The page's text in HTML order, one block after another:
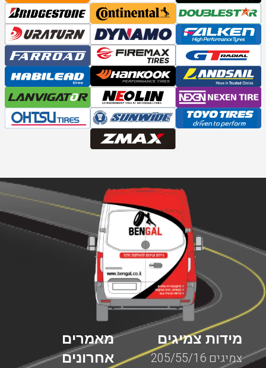
מאמרים
אחרונים
מידות צמיגים
צמיגים 205/55/16